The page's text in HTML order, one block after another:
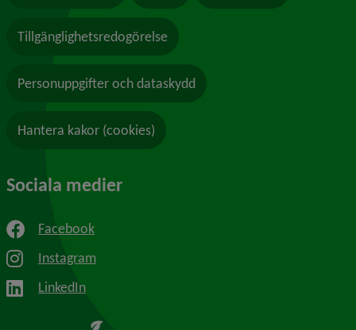
Tillgänglighetsredogörelse
Personuppgifter och dataskydd
Hantera kakor (cookies)
Sociala medier
Facebook
Instagram
LinkedIn